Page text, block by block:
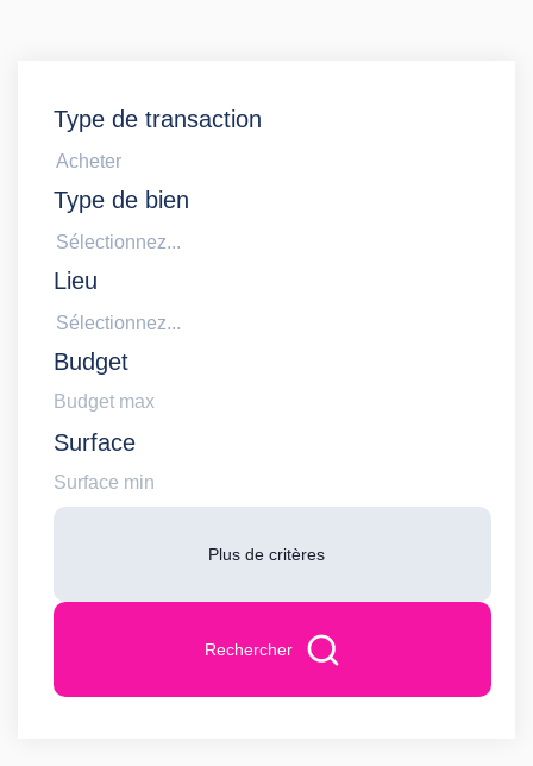
Type de transaction
Acheter
Type de bien
Sélectionnez...
Lieu
Sélectionnez...
Budget
Surface
Plus de critères
Rechercher